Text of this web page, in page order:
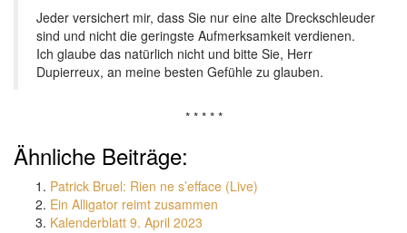
Jeder versichert mir, dass Sie nur eine alte Dreckschleuder
Ich glaube das natürlich nicht und bitte Sie, Herr
Dupierreux, an meine besten Gefühle zu glauben.
* * * * *
Ähnliche Beiträge:
Patrick Bruel: Rien ne s’efface (Live)
Ein Alligator reimt zusammen
Kalenderblatt 9. April 2023